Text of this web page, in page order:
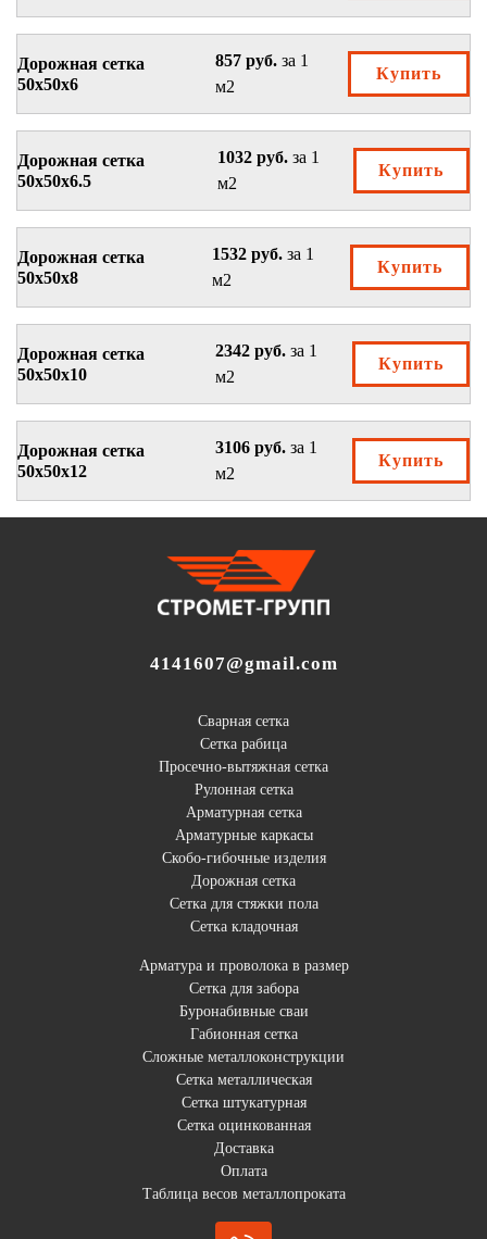
Дорожная сетка
50х50х6
857 руб.за 1
м2
Купить
Дорожная сетка
50х50х6.5
1032 руб. за 1
м2
Купить
Дорожная сетка
50х50х8
1532 руб.за 1
м2
Купить
Дорожная сетка
50х50х10
2342 руб. за 1
м2
Купить
Дорожная сетка
50х50х12
3106 руб. за 1
м2
Купить
4141607@gmail.com
Сварная сетка
Сетка рабица
Просечно-вытяжная сетка
Рулонная сетка
Арматурная сетка
Арматурные каркасы
Скобо-гибочные изделия
Дорожная сетка
Сетка для стяжки пола
Сетка кладочная
Арматура и проволока в размер
Сетка для забора
Буронабивные сваи
Габионная сетка
Сложные металлоконструкции
Сетка металлическая
Сетка штукатурная
Сетка оцинкованная
Доставка
Оплата
Таблица весов металлопроката